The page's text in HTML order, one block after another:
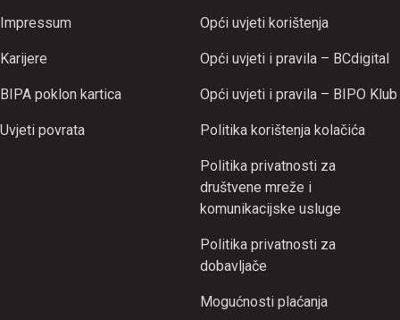
Impressum
Karijere
BIPA poklon kartica
Uvjeti povrata
Opći uvjeti korištenja
Opći uvjeti i pravila – BCdigital
Opći uvjeti i pravila – BIPO Klub
Politika korištenja kolačića
Politika privatnosti za
društvene mreže i
komunikacijske usluge
Politika privatnosti za
dobavljače
Mogućnosti plaćanja